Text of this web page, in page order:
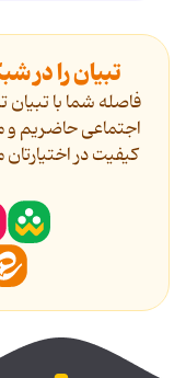
تبیان را در
فاصله شما با
اجتماعی حاضریم و
کیفیت در